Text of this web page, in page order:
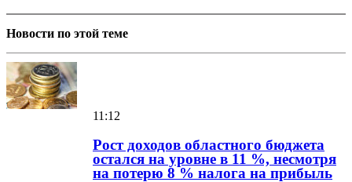
Новости по этой теме
11:12
Рост доходов областного бюджета
остался на уровне в 11 %, несмотря
на потерю 8 % налога на прибыль